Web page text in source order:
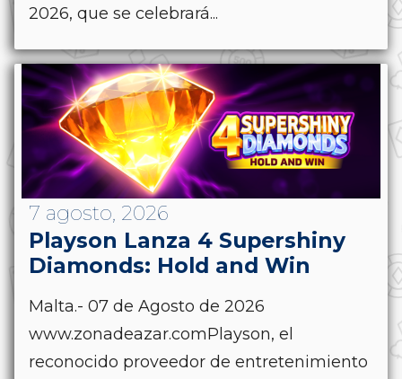
2026, que se celebrará...
7 agosto, 2026
Playson Lanza 4 Supershiny
Diamonds: Hold and Win
Malta.- 07 de Agosto de 2026
www.zonadeazar.comPlayson, el
reconocido proveedor de entretenimiento